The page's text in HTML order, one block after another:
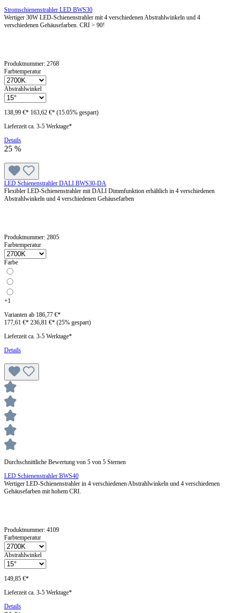
Stromschienenstrahler LED BWS30
Wertiger 30W LED-Schienenstrahler mit 4 verschiedenen Abstrahlwinkeln und 4
verschiedenen Gehäusefarben. CRI > 90!
Produktnummer: 2768
Farbtemperatur
Abstrahlwinkel
138,99 €* 163,62 €* (15.05% gespart)
Lieferzeit ca. 3-5 Werktage*
Details
25 %
LED Schienenstrahler DALI BWS30-DA
Flexibler LED-Schienenstrahler mit DALI Dimmfunktion erhältlich in 4 verschiedenen
Abstrahlwinkeln und 4 verschiedenen Gehäusefarben
Produktnummer: 2805
Farbtemperatur
Farbe
+1
Varianten ab 186,77 €*
177,61 €* 236,81 €* (25% gespart)
Lieferzeit ca. 3-5 Werktage*
Details
Durchschnittliche Bewertung von 5 von 5 Sternen
LED Schienenstrahler BWS40
Wertiger LED-Schienenstrahler in 4 verschiedenen Abstrahlwinkeln und 4 verschiedenen
Gehäusefarben mit hohem CRI.
Produktnummer: 4109
Farbtemperatur
Abstrahlwinkel
149,85 €*
Lieferzeit ca. 3-5 Werktage*
Details